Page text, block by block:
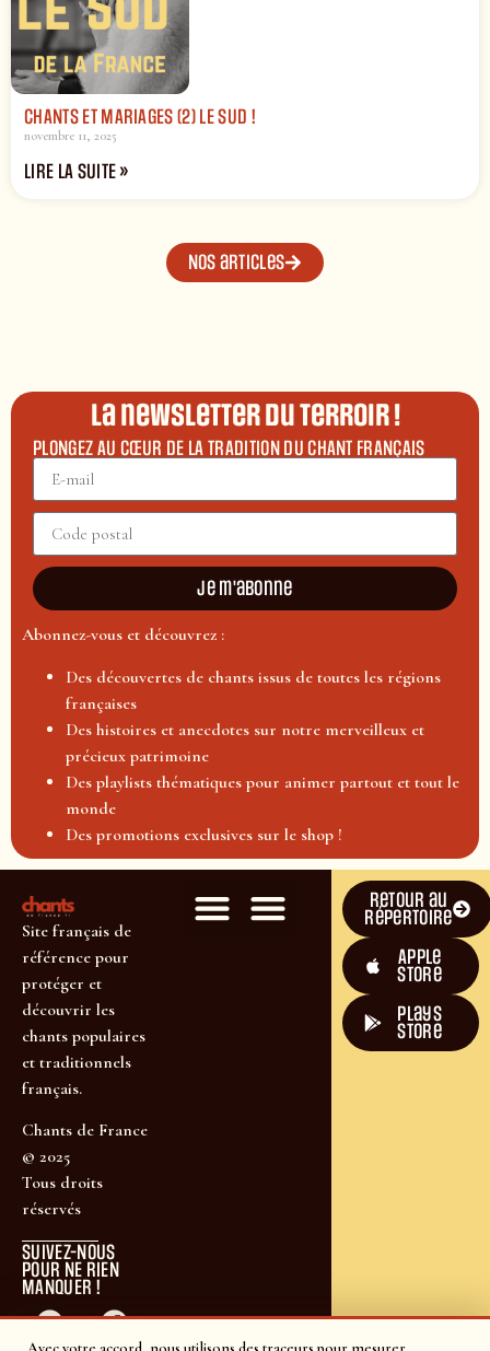
CHANTS ET MARIAGES (2) LE SUD !
novembre 11, 2025
LIRE LA SUITE »
Nos articles
La newsletter du terroir !
PLONGEZ AU CŒUR DE LA TRADITION DU CHANT FRANÇAIS
Je m'abonne
Abonnez-vous et découvrez :
Des découvertes de chants issus de toutes les régions
françaises
Des histoires et anecdotes sur notre merveilleux et
précieux patrimoine
Des playlists thématiques pour animer partout et tout le
monde
Des promotions exclusives sur le shop !
Site français de
référence pour
protéger et
découvrir les
chants populaires
et traditionnels
français.
Chants de France
© 2025
Tous droits
réservés
SUIVEZ-NOUS
POUR NE RIEN
MANQUER !
Retour au
répertoire
Apple
Store
plays
store